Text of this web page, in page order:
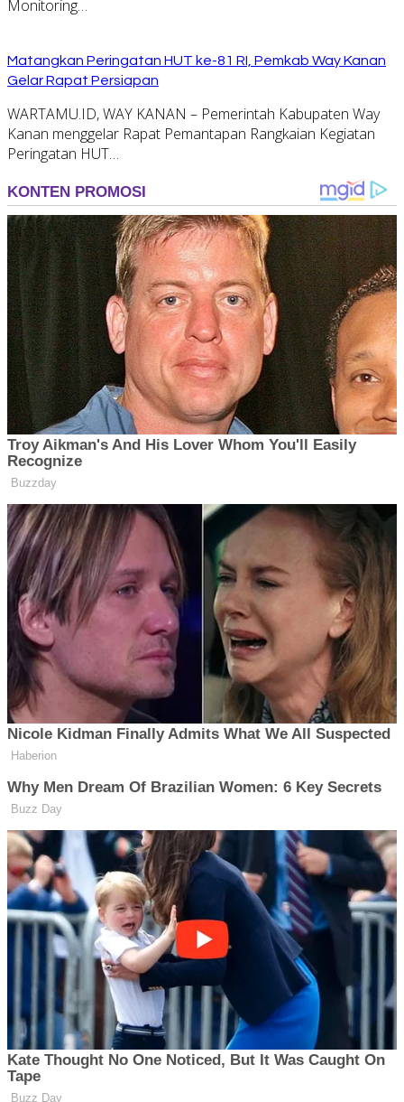
Monitoring…
Matangkan Peringatan HUT ke-81 RI, Pemkab Way Kanan
Gelar Rapat Persiapan
WARTAMU.ID, WAY KANAN – Pemerintah Kabupaten Way
Kanan menggelar Rapat Pemantapan Rangkaian Kegiatan
Peringatan HUT…